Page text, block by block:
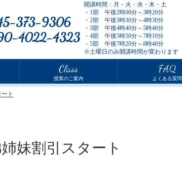
373-9306
4022-4323
開講時間：月・火・水・木・土
・1部 午後2時00分～3時20分
・2部 午後3時30分～4時30分
・3部 午後4時40分～5時40分
・4部 午後5時50分～7時10分
・5部 午後7時20分～8時40分
※土曜日のみ開講時間が変わります
Class
授業のご案内
FAQ
よくある質問
ト
妹割引スタート